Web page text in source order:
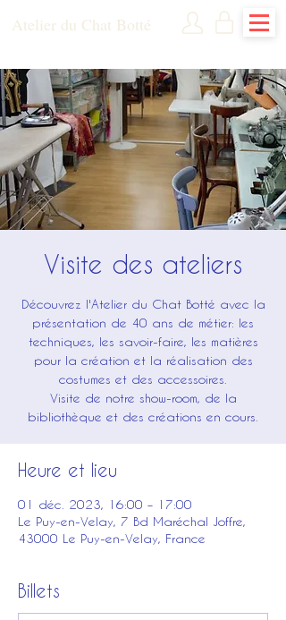
Atelier du Chat Botté
Visite des ateliers
Découvrez l'Atelier du Chat Botté avec la
présentation de 40 ans de métier: les
techniques, les savoir-faire, les matières
pour la création et la réalisation des
costumes et des accessoires.
Visite de notre show-room, de la
bibliothèque et des créations en cours.
Heure et lieu
01 déc. 2023, 16:00 – 17:00
Le Puy-en-Velay, 7 Bd Maréchal Joffre,
43000 Le Puy-en-Velay, France
Billets